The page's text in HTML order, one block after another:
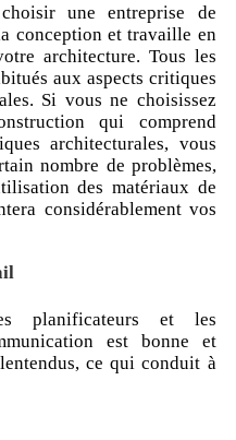
une entreprise de
conception et travaille en
architecture. Tous les
aux aspects critiques
Si vous ne choisissez
qui comprend
architecturales, vous
nombre de problèmes,
des matériaux de
considérablement vos
planificateurs et les
est bonne et
ce qui conduit à